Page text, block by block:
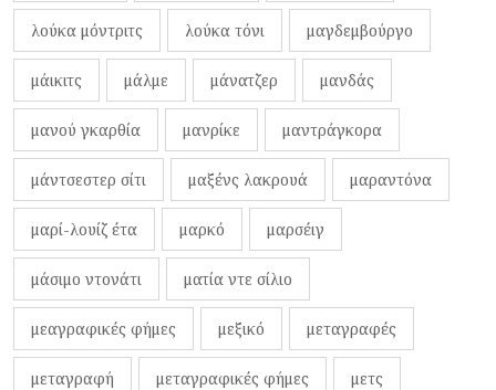
λούκα μόντριτς λούκα τόνι μαγδεμβούργο
μάικιτς μάλμε μάνατζερ μανδάς
μανού γκαρθία μανρίκε μαντράγκορα
μάντσεστερ σίτι μαξένς λακρουά μαραντόνα
μαρί-λουίζ έτα μαρκό μαρσέιγ
μάσιμο ντονάτι ματία ντε σίλιο
μεαγραφικές φήμες μεξικό μεταγραφές
μεταγραφή μεταγραφικές φήμες μετς